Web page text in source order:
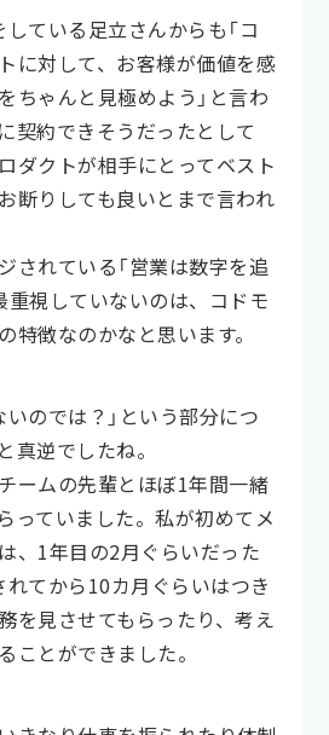
ている足立さんからも「コ
に対して、お客様が価値を感
ちゃんと見極めよう」と言わ
契約できそうだったとして
ダクトが相手にとってベスト
断りしても良いとまで言われ
されている「営業は数字を追
重視していないのは、コドモ
特徴なのかなと思います。
いのでは？」という部分につ
真逆でしたね。
ームの先輩とほぼ1年間一緒
っていました。私が初めてメ
、1年目の2月ぐらいだった
れてから10カ月ぐらいはつき
を見させてもらったり、考え
ことができました。